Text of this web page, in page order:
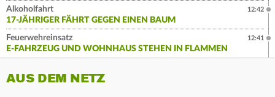
Alkoholfahrt
17-JÄHRIGER FÄHRT GEGEN EINEN BAUM
12:42
Feuerwehreinsatz
E-FAHRZEUG UND WOHNHAUS STEHEN IN FLAMMEN
12:41
AUS DEM NETZ